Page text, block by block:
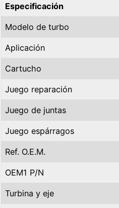
Especificación
Modelo de turbo
Aplicación
Cartucho
Juego reparación
Juego de juntas
Juego espárragos
Ref. O.E.M.
OEM1 P/N
Turbina y eje